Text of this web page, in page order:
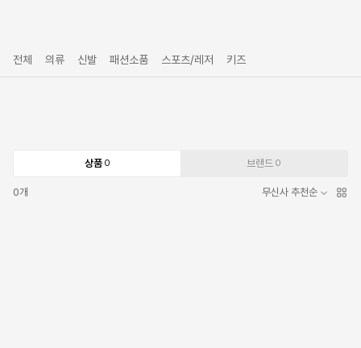
전체 의류 신발 패션소품 스포츠/레저 키즈
상품 0 브랜드 0
0개 무신사 추천순